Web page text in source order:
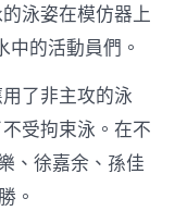
泳姿在模仿器上
中的活動員們。
了非主攻的泳
受拘束泳。在不
、徐嘉余、孫佳
。